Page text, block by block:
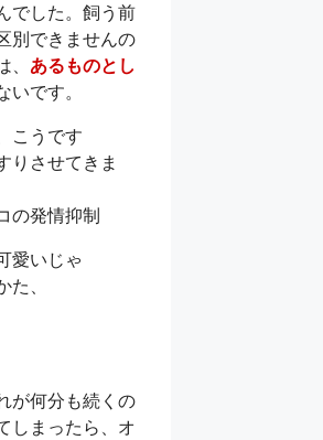
でした。飼う前
別できませんの
あるものとし
いです。
こうです
りさせてきま
愛いじゃ
、
が何分も続くの
しまったら、オ